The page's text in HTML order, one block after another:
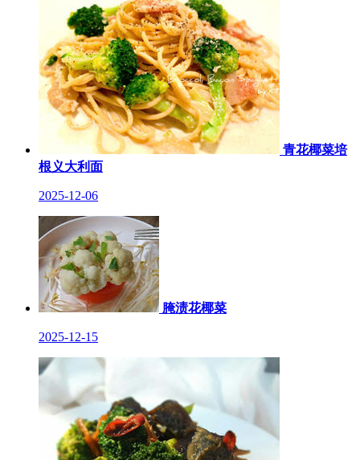
青花椰菜培
根义大利面
2025-12-06
腌渍花椰菜
2025-12-15